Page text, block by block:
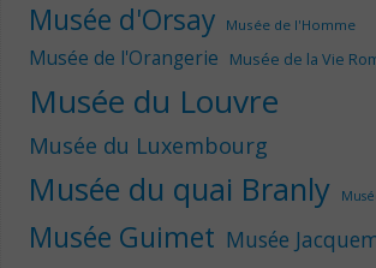
Musée d'Orsay Musée de l'Homme
Musée de l'Orangerie Musée de la Vie
Musée du Louvre
Musée du Luxembourg
Musée du quai Branly
Musée Guimet Musée